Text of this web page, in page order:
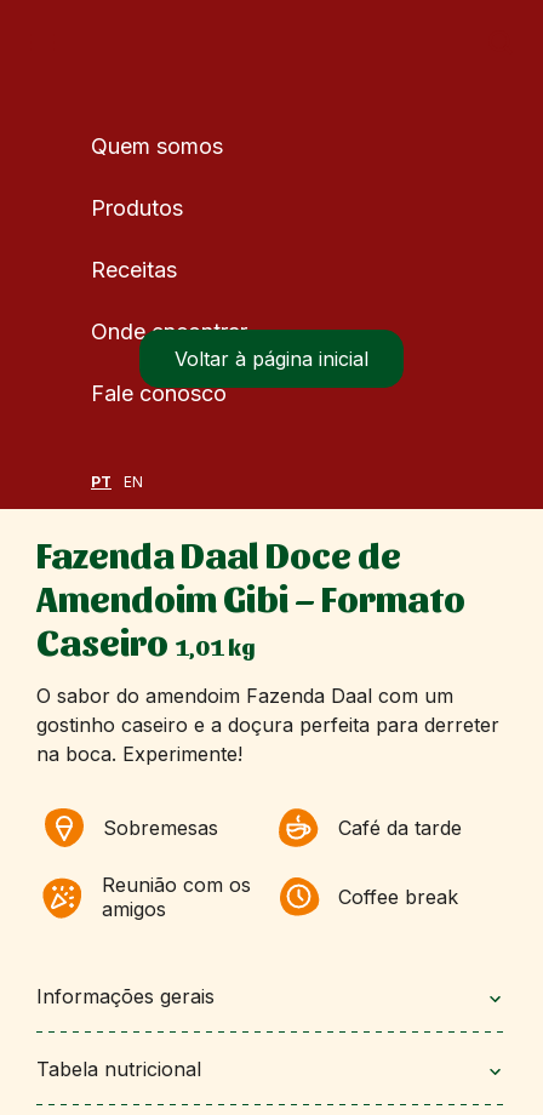
Quem somos
Produtos
Receitas
Onde encontrar
Fale conosco
PT EN
Voltar à página inicial
Fazenda Daal Doce de
Amendoim Gibi – Formato
Caseiro 1,01 kg
O sabor do amendoim Fazenda Daal com um
gostinho caseiro e a doçura perfeita para derreter
na boca. Experimente!
Sobremesas Café da tarde
Reunião com os
amigos
Coffee break
Informações gerais
Tabela nutricional
Produtos / Doces